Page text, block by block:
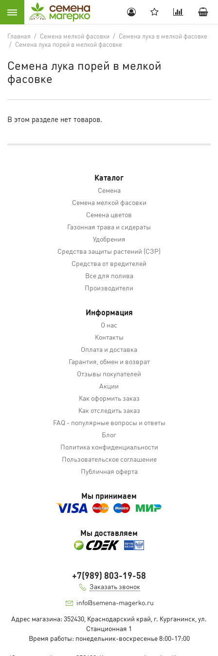
Главная / Семена мелкой фасовки / Семена лука в мелкой фасовке
/ Семена лука порей в мелкой фасовке
Семена лука порей в мелкой
фасовке
В этом разделе нет товаров.
Каталог
Семена
Семена мелкой фасовки
Семена цветов
Газонная трава и сидераты
Удобрения
Средства защиты растений (СЗР)
Средства от вредителей
Все для полива
Производители
Информация
О нас
Контакты
Оплата и доставка
Гарантия, обмен и возврат
Отзывы покупателей
Акции
Как оформить заказ
Как отследить заказ
FAQ - популярные вопросы и ответы
Блог
Политика конфиденциальности
Пользовательское соглашение
Публичная оферта
Мы принимаем
Мы доставляем
+7(989) 803-19-58
Заказать звонок
info@semena-magerko.ru
Адрес магазина: 352430, Краснодарский край, г. Курганинск, ул.
Станционная 1
Время работы: понедельник-воскресенье 8:00-17:00